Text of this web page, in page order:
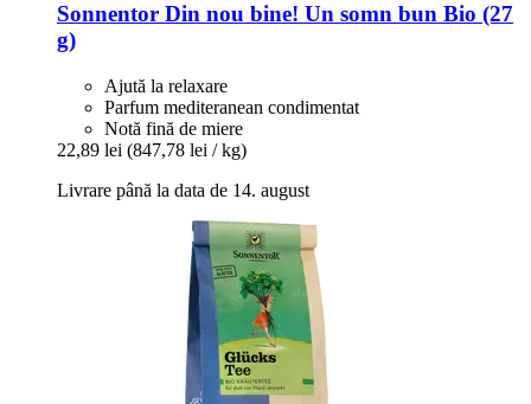
Sonnentor Din nou bine! Un somn bun Bio (27
g)
Ajută la relaxare
Parfum mediteranean condimentat
Notă fină de miere
22,89 lei (847,78 lei / kg)
Livrare până la data de 14. august